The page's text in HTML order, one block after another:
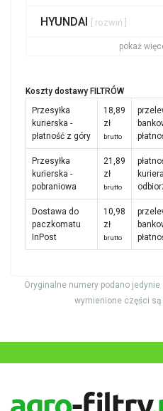
HYUNDAI [ rozwiń ]
pokaż
Koszty dostawy FILTRÓW
Przesyłka
kurierska -
płatność z góry
18,89
zł
brutto
Przesyłka
kurierska -
pobraniowa
21,89
zł
brutto
Dostawa do
paczkomatu
InPost
10,98
zł
brutto
Oryginalne numery podano
wymienione części